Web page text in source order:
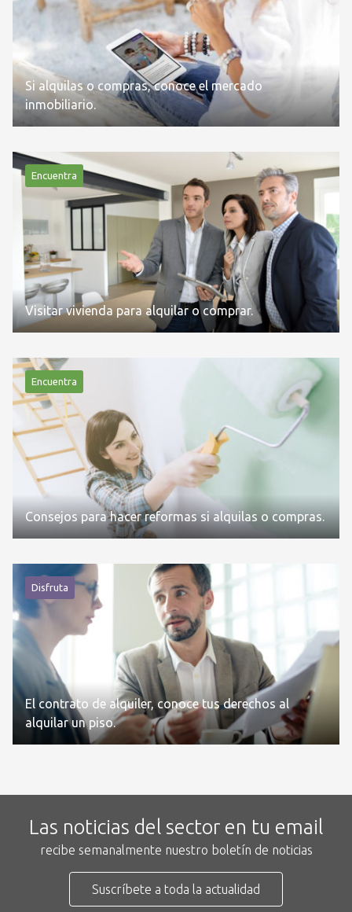
Si alquilas o compras, conoce el mercado
inmobiliario.
Encuentra
Visitar vivienda para alquilar o comprar.
Encuentra
Consejos para hacer reformas si alquilas o compras.
Disfruta
El contrato de alquiler, conoce tus derechos al
alquilar un piso.
Las noticias del sector en tu email
recibe semanalmente nuestro boletín de noticias
Suscríbete a toda la actualidad